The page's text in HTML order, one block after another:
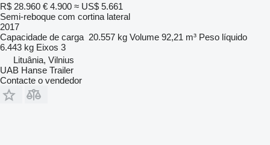
R$ 28.960 € 4.900 ≈ US$ 5.661
Semi-reboque com cortina lateral
2017
Capacidade de carga 20.557 kg Volume 92,21 m³ Peso líquido
6.443 kg Eixos 3
Lituânia, Vilnius
UAB Hanse Trailer
Contacte o vendedor